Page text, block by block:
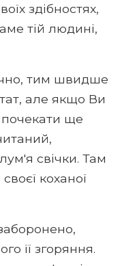
здібностях,
тій людині,
тим швидше
але якщо Ви
почекати ще
свічки. Там
коханої
її згоряння.